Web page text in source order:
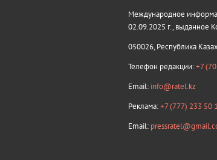
Международное
02.09.2025 г., выданное
050026, Республика
Телефон редакции:+7
Email: info@ratel.kz
Реклама:+7 (777) 233 50
Email: